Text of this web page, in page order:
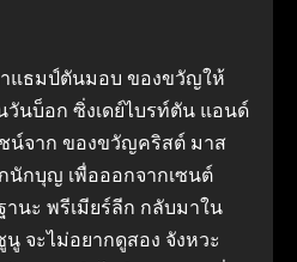
าแธมป์ตันมอบ ของขวัญให้
วันบ็อก ซิ่งเดย์ไบรท์ตัน แอนด์
น์จาก ของขวัญคริสต์ มาส
นักบุญ เพื่อออกจากเซนต์
านะ พรีเมียร์ลีก กลับมาใน
จะไม่อยากดูสอง จังหวะ